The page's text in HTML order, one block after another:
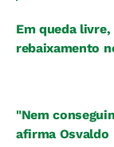
Em queda
rebaixamento
"Nem
afirma Osvaldo